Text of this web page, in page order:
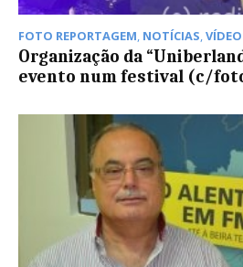
FOTO REPORTAGEM, NOTÍCIAS,
Organização da
evento num festival (c/